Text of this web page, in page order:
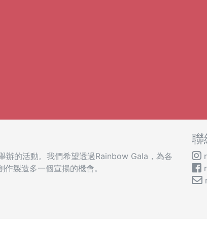
的活動。我們希望透過Rainbow Gala，為各
製造多一個宣揚的機會。
聯